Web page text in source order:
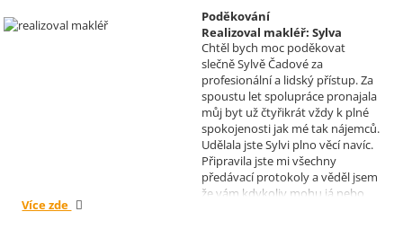
Krásné dny Vám a Vašim
zaměstnancům. Irena Höklová,
Brno
Poděkování
Realizoval makléř: Sylva
Čadová
Chtěl bych moc poděkovat
slečně Sylvě Čadové za
profesionální a lidský přístup. Za
spoustu let spolupráce pronajala
můj byt už čtyřikrát vždy k plné
spokojenosti jak mé tak nájemců.
Udělala jste Sylvi plno věcí navíc.
Připravila jste mi všechny
předávací protokoly a věděl jsem
že vám kdykoliv mohu já nebo
Více zde